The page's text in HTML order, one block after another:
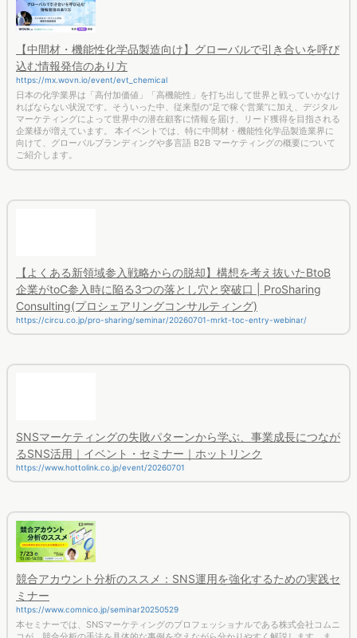
込む情報発信のあり方
https://mx.wovn.io/event/evt_chemical
日本の化学業界は「高付加価値」「高機能性」を打ち出して世界と戦っていかなけ
ればならない状況です。そういった中、従来型の“足で稼ぐ営業”に加え、デジタル
マーケティングによって世界中の潜在顧客に情報を届け、リード獲得を目指される
企業様が増えています。 本イベントでは、特に中間材・機能性化学品製造業界に
向けて、グローバルブランディングや多言語 B2B マーケティングの概要について
ご紹介します。
企業がtoC参入時に陥る3つの落とし穴と突破口 | ProSharing
Consulting(プロシェアリングコンサルティング)
https://circu.co.jp/pro-sharing/seminar/20260701-mrkt-toc-entry-webinar/
競合アカウント分析のススメ：SNS運用を強化するための実践セ
ミナー
https://www.comnico.jp/seminar20250529
本セミナーでは、SNSマーケティングのプロフェッショナルである株式会社コムニ
コが、競合分析の手法を具体的な事例を交えながら分かりやすく解説します。ま
た、コムニコ マーケティングスイートの強力な機能を利用することで、手間をか
けずに競合分析を行い、効果的なSNS戦略を構築する方法もご紹介します。